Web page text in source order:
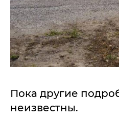
Пока другие
неизвестны.